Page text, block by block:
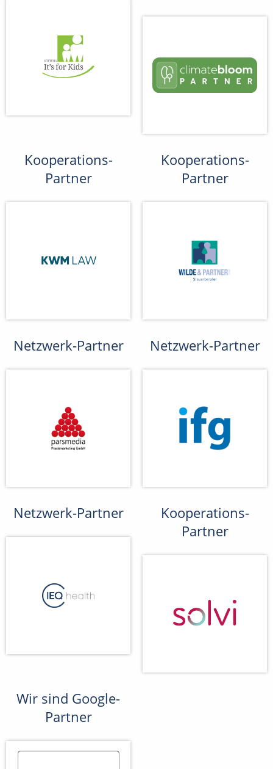
Kooperations-
Partner
Kooperations-
Partner
Netzwerk-Partner Netzwerk-Partner
Netzwerk-Partner
Kooperations-
Partner
Wir sind Google-
Partner